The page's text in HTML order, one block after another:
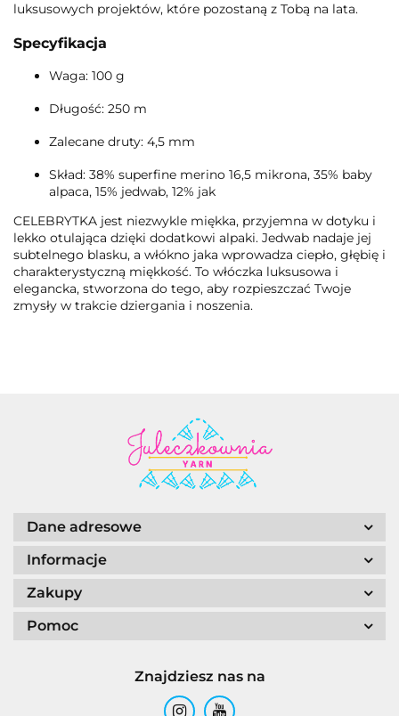
luksusowych projektów, które pozostaną z Tobą na lata.
Specyfikacja
Waga: 100 g
Długość: 250 m
Zalecane druty: 4,5 mm
Skład: 38% superfine merino 16,5 mikrona, 35% baby
alpaca, 15% jedwab, 12% jak
CELEBRYTKA jest niezwykle miękka, przyjemna w dotyku i
lekko otulająca dzięki dodatkowi alpaki. Jedwab nadaje jej
subtelnego blasku, a włókno jaka wprowadza ciepło, głębię i
charakterystyczną miękkość. To włóczka luksusowa i
elegancka, stworzona do tego, aby rozpieszczać Twoje
zmysły w trakcie dziergania i noszenia.
Dane adresowe
Informacje
Zakupy
Pomoc
Znajdziesz nas na